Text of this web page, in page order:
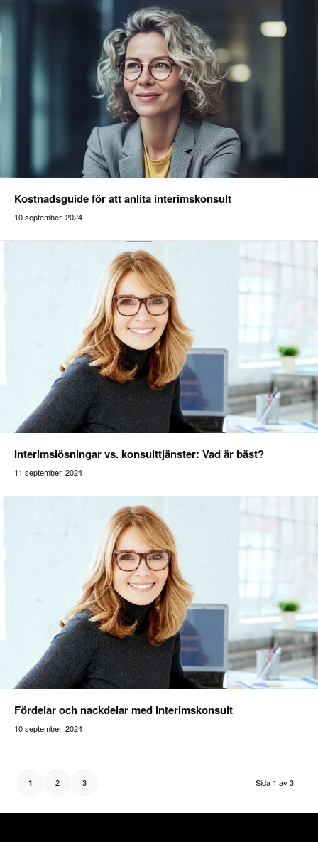
Addilon
Kostnadsguide för att anlita interimskonsult
10 september, 2024
Addilon
Interimslösningar vs. konsulttjänster: Vad är bäst?
11 september, 2024
Addilon
Fördelar och nackdelar med interimskonsult
10 september, 2024
Sida 1 av 3
1 2 3